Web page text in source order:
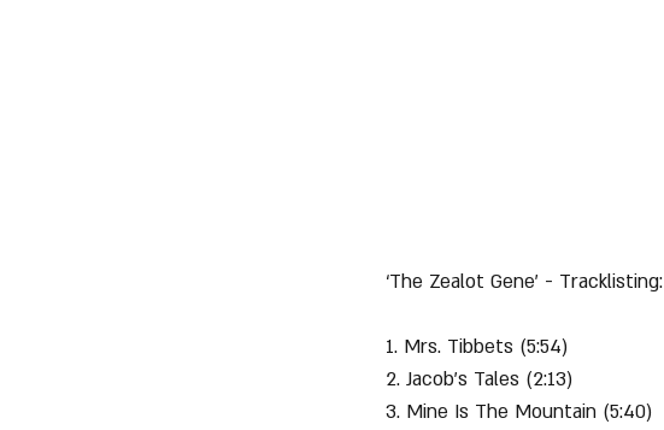
‘The Zealot Gene’ - Tracklisting:
1. Mrs. Tibbets (5:54)
2. Jacob's Tales (2:13)
3. Mine Is The Mountain (5:40)